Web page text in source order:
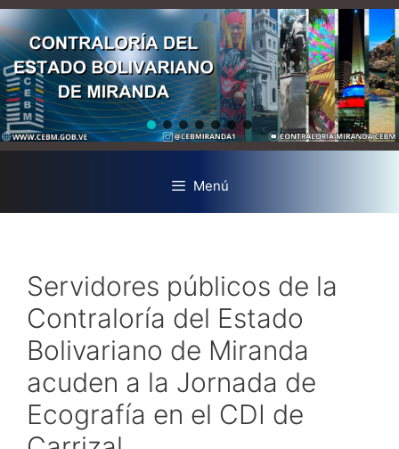
Menú
Servidores públicos de la
Contraloría del Estado
Bolivariano de Miranda
acuden a la Jornada de
Ecografía en el CDI de